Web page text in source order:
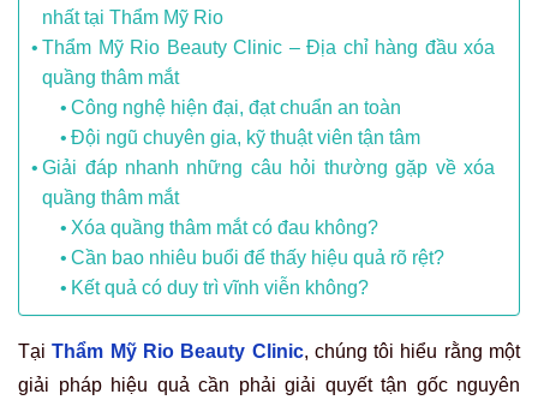
nhất tại Thẩm Mỹ Rio
Thẩm Mỹ Rio Beauty Clinic – Địa chỉ hàng đầu xóa
quầng thâm mắt
Công nghệ hiện đại, đạt chuẩn an toàn
Đội ngũ chuyên gia, kỹ thuật viên tận tâm
Giải đáp nhanh những câu hỏi thường gặp về xóa
quầng thâm mắt
Xóa quầng thâm mắt có đau không?
Cần bao nhiêu buổi để thấy hiệu quả rõ rệt?
Kết quả có duy trì vĩnh viễn không?
Tại Thẩm Mỹ Rio Beauty Clinic, chúng tôi hiểu rằng một
giải pháp hiệu quả cần phải giải quyết tận gốc nguyên